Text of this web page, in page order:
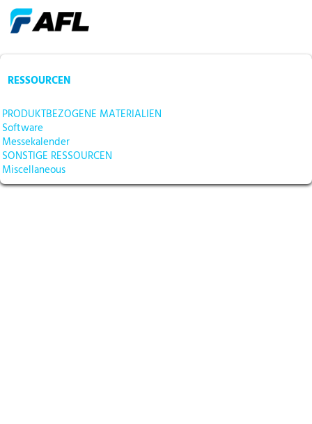
RESSOURCEN
PRODUKTBEZOGENE MATERIALIEN
Software
Messekalender
SONSTIGE RESSOURCEN
Miscellaneous